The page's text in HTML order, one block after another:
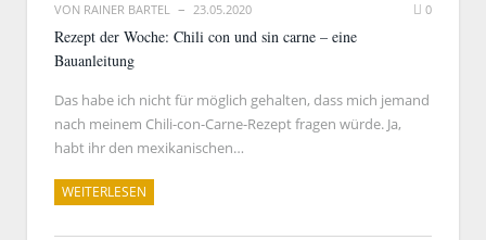
VON RAINER BARTEL 23.05.2020 0
Rezept der Woche: Chili con und sin carne – eine
Bauanleitung
Das habe ich nicht für möglich gehalten, dass mich jemand
nach meinem Chili-con-Carne-Rezept fragen würde. Ja,
habt ihr den mexikanischen…
WEITERLESEN